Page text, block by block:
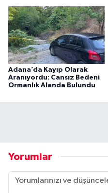
Adana’da Kayıp Olarak
Aranıyordu: Cansız Bedeni
Ormanlık Alanda Bulundu
Yorumlar